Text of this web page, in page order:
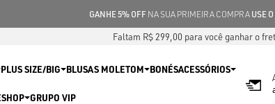
GANHE 5% OFFNA SUA PRIMEIRA COMPRA USE
Faltam R$ 299,00 para você ganhar o
PLUS SIZE/BIG BLUSAS MOLETOM BONÉSACESSÓRIOS
GRUPO VIP